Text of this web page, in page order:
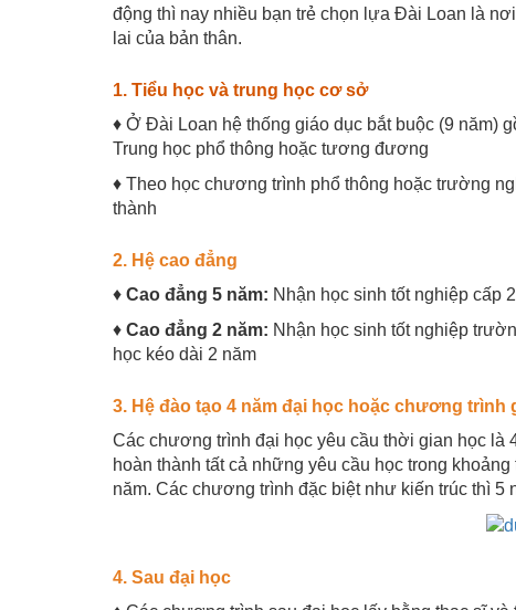
động thì nay nhiều bạn trẻ chọn lựa Đài Loan là
lai của bản thân.
1. Tiểu học và trung học cơ sở
♦ Ở Đài Loan hệ thống giáo dục bắt buộc (9 năm)
Trung học phổ thông hoặc tương đương
♦ Theo học chương trình phổ thông hoặc trường
thành
2. Hệ cao đẳng
♦ Cao đẳng 5 năm: Nhận học sinh tốt nghiệp cấp
♦ Cao đẳng 2 năm: Nhận học sinh tốt nghiệp
học kéo dài 2 năm
3. Hệ đào tạo 4 năm đại học hoặc chương trình
Các chương trình đại học yêu cầu thời gian học là
hoàn thành tất cả những yêu cầu học trong
năm. Các chương trình đặc biệt như kiến trúc thì 5
4. Sau đại học